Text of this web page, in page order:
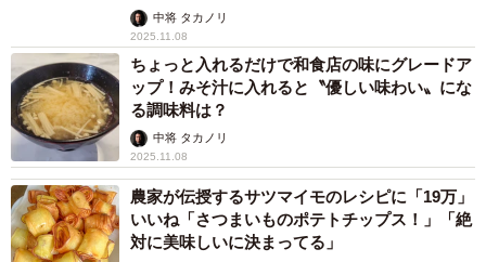
中将 タカノリ
2025.11.08
ちょっと入れるだけで和食店の味にグレードア
ップ！みそ汁に入れると〝優しい味わい〟にな
る調味料は？
中将 タカノリ
2025.11.08
農家が伝授するサツマイモのレシピに「19万」
いいね「さつまいものポテトチップス！」「絶
対に美味しいに決まってる」